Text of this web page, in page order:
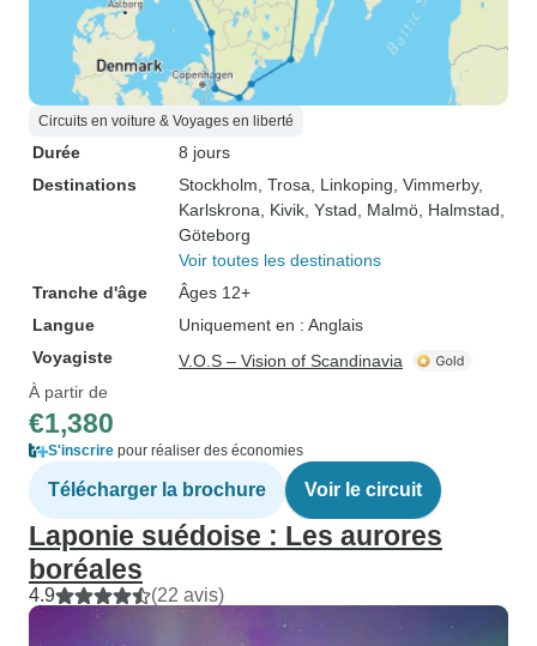
Circuits en voiture & Voyages en liberté
Durée
8 jours
Destinations
Stockholm , Trosa , Linkoping , Vimmerby,
Karlskrona , Kivik , Ystad , Malmö , Halmstad
Göteborg
Voir toutes les destinations
Tranche d'âge
Âges 12+
Langue
Uniquement en : Anglais
Voyagiste
V.O.S – Vision of Scandinavia
À partir de
€1,380
S'inscrire pour réaliser des économies
Télécharger la brochure Voir le circuit
Laponie suédoise : Les aurores
boréales
4.9 (22 avis)